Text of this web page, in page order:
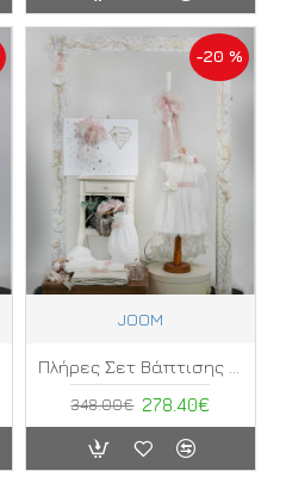
-20 %
JOOM
278.40€
348.00€